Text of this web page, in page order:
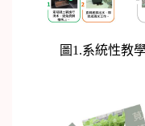
圖1.系統性教